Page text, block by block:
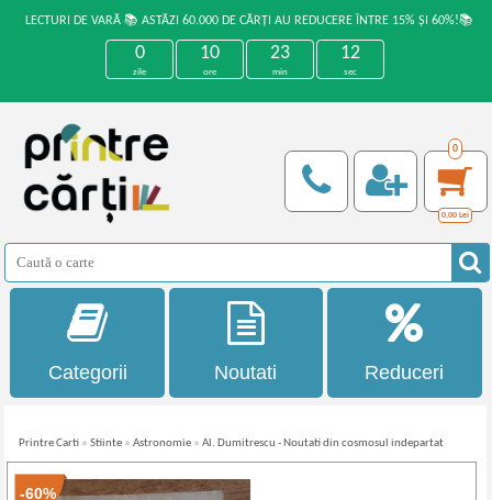
LECTURI DE VARĂ 📚 ASTĂZI 60.000 DE CĂRȚI AU REDUCERE ÎNTRE 15% ȘI 60%!📚
0
zile
10
ore
23
min
11
sec
0
0,00 Lei
Categorii Noutati Reduceri
Printre Carti »Stiinte »Astronomie »Al. Dumitrescu - Noutati din cosmosul indepartat
-60%